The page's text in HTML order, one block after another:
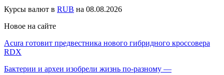
Курсы валют в RUB на 08.08.2026
Новое на сайте
Acura готовит предвестника нового гибридного кроссовера
RDX
Бактерии и археи изобрели жизнь по-разному —